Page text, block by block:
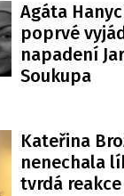
Agáta
poprvé
napadení
Soukupa
Kateřina
nenechala
tvrdá reakce